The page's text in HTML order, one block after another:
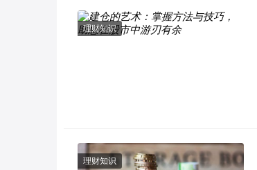
理财知识
理财知识